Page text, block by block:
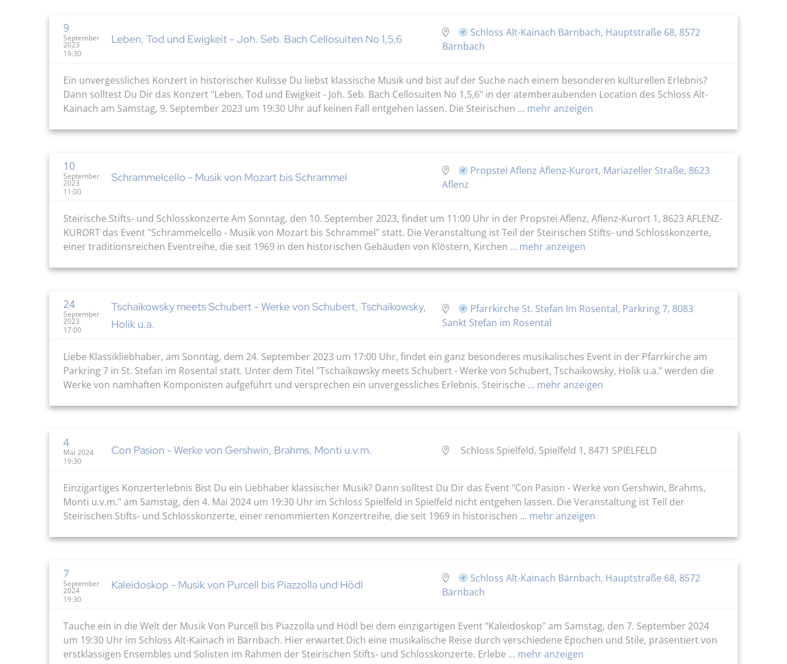
9
September
2023
19:30
Leben, Tod und Ewigkeit - Joh. Seb. Bach Cellosuiten No 1,5,6
Schloss Alt-Kainach Bärnbach, Hauptstraße 68, 8572
Bärnbach
Ein unvergessliches Konzert in historischer Kulisse Du liebst klassische Musik und bist auf der Suche nach einem besonderen kulturellen Erlebnis?
Dann solltest Du Dir das Konzert "Leben, Tod und Ewigkeit - Joh. Seb. Bach Cellosuiten No 1,5,6" in der atemberaubenden Location des Schloss Alt-
Kainach am Samstag, 9. September 2023 um 19:30 Uhr auf keinen Fall entgehen lassen. Die Steirischen ... mehr anzeigen
10
September
2023
11:00
Schrammelcello - Musik von Mozart bis Schrammel
Propstei Aflenz Aflenz-Kurort, Mariazeller Straße, 8623
Aflenz
Steirische Stifts- und Schlosskonzerte Am Sonntag, den 10. September 2023, findet um 11:00 Uhr in der Propstei Aflenz, Aflenz-Kurort 1, 8623 AFLENZ-
KURORT das Event "Schrammelcello - Musik von Mozart bis Schrammel" statt. Die Veranstaltung ist Teil der Steirischen Stifts- und Schlosskonzerte,
einer traditionsreichen Eventreihe, die seit 1969 in den historischen Gebäuden von Klöstern, Kirchen ... mehr anzeigen
24
September
2023
17:00
Tschaikowsky meets Schubert - Werke von Schubert, Tschaikowsky,
Holik u.a.
Pfarrkirche St. Stefan Im Rosental, Parkring 7, 8083
Sankt Stefan im Rosental
Liebe Klassikliebhaber, am Sonntag, dem 24. September 2023 um 17:00 Uhr, findet ein ganz besonderes musikalisches Event in der Pfarrkirche am
Parkring 7 in St. Stefan im Rosental statt. Unter dem Titel "Tschaikowsky meets Schubert - Werke von Schubert, Tschaikowsky, Holik u.a." werden die
Werke von namhaften Komponisten aufgeführt und versprechen ein unvergessliches Erlebnis. Steirische ... mehr anzeigen
4
Mai 2024
19:30
Con Pasion - Werke von Gershwin, Brahms, Monti u.v.m. Schloss Spielfeld, Spielfeld 1, 8471 SPIELFELD
Einzigartiges Konzerterlebnis Bist Du ein Liebhaber klassischer Musik? Dann solltest Du Dir das Event "Con Pasion - Werke von Gershwin, Brahms,
Monti u.v.m." am Samstag, den 4. Mai 2024 um 19:30 Uhr im Schloss Spielfeld in Spielfeld nicht entgehen lassen. Die Veranstaltung ist Teil der
Steirischen Stifts- und Schlosskonzerte, einer renommierten Konzertreihe, die seit 1969 in historischen ... mehr anzeigen
7
September
2024
19:30
Kaleidoskop - Musik von Purcell bis Piazzolla und Hödl
Schloss Alt-Kainach Bärnbach, Hauptstraße 68, 8572
Bärnbach
Tauche ein in die Welt der Musik Von Purcell bis Piazzolla und Hödl bei dem einzigartigen Event "Kaleidoskop" am Samstag, den 7. September 2024
um 19:30 Uhr im Schloss Alt-Kainach in Bärnbach. Hier erwartet Dich eine musikalische Reise durch verschiedene Epochen und Stile, präsentiert von
erstklassigen Ensembles und Solisten im Rahmen der Steirischen Stifts- und Schlosskonzerte. Erlebe ... mehr anzeigen